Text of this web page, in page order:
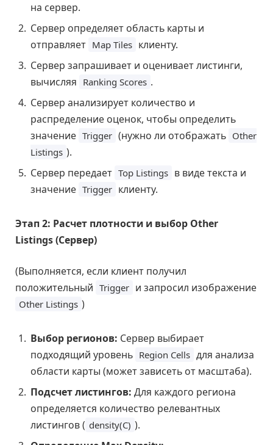
на сервер.
Сервер определяет область карты и
отправляет Map Tiles клиенту.
Сервер запрашивает и оценивает листинги,
вычисляя Ranking Scores .
Сервер анализирует количество и
распределение оценок, чтобы определить
значение Trigger (нужно ли отображать Other
Listings ).
Сервер передает Top Listings в виде текста и
значение Trigger клиенту.
Этап 2: Расчет плотности и выбор Other
Listings (Сервер)
(Выполняется, если клиент получил
положительный Trigger и запросил изображение
Other Listings )
Выбор регионов: Сервер выбирает
подходящий уровень Region Cells для анализа
области карты (может зависеть от масштаба).
Подсчет листингов: Для каждого региона
определяется количество релевантных
листингов ( density(C) ).